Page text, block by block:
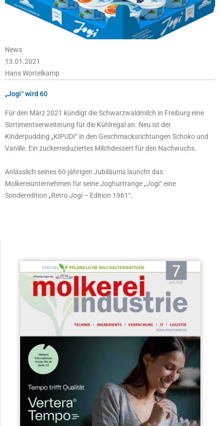
News
13.01.2021
Hans Wortelkamp
„Jogi“ wird 60
Für den März 2021 kündigt die Schwarzwaldmilch in Freiburg eine
Sortimentserweiterung für die Kühlregal an. Neu ist der
Kinderpudding „KIPUDI“ in den Geschmacksrichtungen Schoko und
Vanille. Ein zuckerreduziertes Milchdessert für den Nachwuchs.
Anlässlich seines 60-jährigen Jubiläums launcht das
Molkereiunternehmen für seine Joghurtrange „Jogi“ eine
Sonderedition „Retro Jogi – Edition 1961“.